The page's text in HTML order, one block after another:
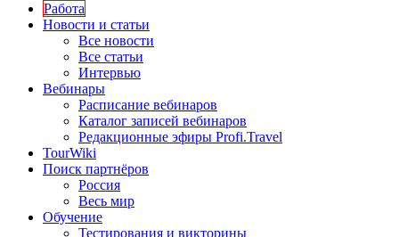
Работа
Новости и статьи
Все новости
Все статьи
Интервью
Вебинары
Расписание вебинаров
Каталог записей вебинаров
Редакционные эфиры Profi.Travel
TourWiki
Поиск партнёров
Россия
Весь мир
Обучение
Тестирования и викторины